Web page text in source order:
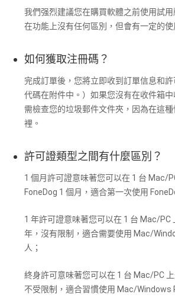
我們强烈建議您在購買軟體之前使用試
在功能上沒有任何區別，但會有一定的使
如何獲取注冊碼？
完成訂單後，您將立即收到訂單信息和
代碼在附件中。）如果您沒有在收件箱
需檢查您的垃圾郵件文件夾，因為在這
裡。
許可證類型之間有什麼區別？
1 個月許可證意味著您可以在 1 台 Mac/
FoneDog 1 個月，適合第一次使用
1 年許可證意味著您可以在 1 台 Mac/PC
年，沒有限制，適合需要使用 Mac/
人；
終身許可意味著您可以在 1 台 Mac/PC 上
不受限制，適合習慣使用 Mac/Windows